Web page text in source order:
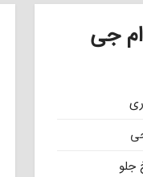
ام جی 6 – ام جی
جلو